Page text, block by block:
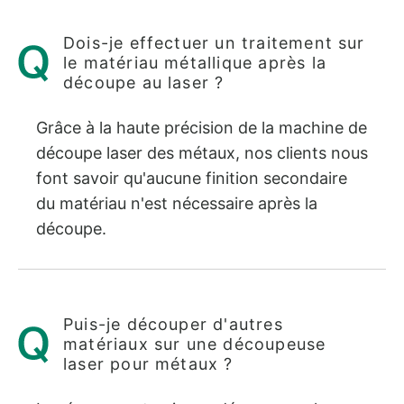
Dois-je effectuer un traitement sur
le matériau métallique après la
découpe au laser ?
Grâce à la haute précision de la machine de
découpe laser des métaux, nos clients nous
font savoir qu'aucune finition secondaire
du matériau n'est nécessaire après la
découpe.
Puis-je découper d'autres
matériaux sur une découpeuse
laser pour métaux ?